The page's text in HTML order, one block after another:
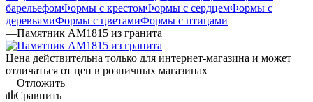
барельефомФормы с крестомФормы с сердцемФормы с
деревьямиФормы с цветамиФормы с птицами
—Памятник AM1815 из гранита
Цена действительна только для интернет-магазина и может
отличаться от цен в розничных магазинах
Отложить
Сравнить